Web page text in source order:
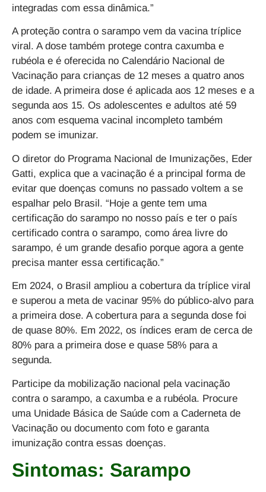
integradas com essa dinâmica.”
A proteção contra o sarampo vem da vacina tríplice
viral. A dose também protege contra caxumba e
rubéola e é oferecida no Calendário Nacional de
Vacinação para crianças de 12 meses a quatro anos
de idade. A primeira dose é aplicada aos 12 meses e a
segunda aos 15. Os adolescentes e adultos até 59
anos com esquema vacinal incompleto também
podem se imunizar.
O diretor do Programa Nacional de Imunizações, Eder
Gatti, explica que a vacinação é a principal forma de
evitar que doenças comuns no passado voltem a se
espalhar pelo Brasil. “Hoje a gente tem uma
certificação do sarampo no nosso país e ter o país
certificado contra o sarampo, como área livre do
sarampo, é um grande desafio porque agora a gente
precisa manter essa certificação.”
Em 2024, o Brasil ampliou a cobertura da tríplice viral
e superou a meta de vacinar 95% do público-alvo para
a primeira dose. A cobertura para a segunda dose foi
de quase 80%. Em 2022, os índices eram de cerca de
80% para a primeira dose e quase 58% para a
segunda.
Participe da mobilização nacional pela vacinação
contra o sarampo, a caxumba e a rubéola. Procure
uma Unidade Básica de Saúde com a Caderneta de
Vacinação ou documento com foto e garanta
imunização contra essas doenças.
Sintomas: Sarampo